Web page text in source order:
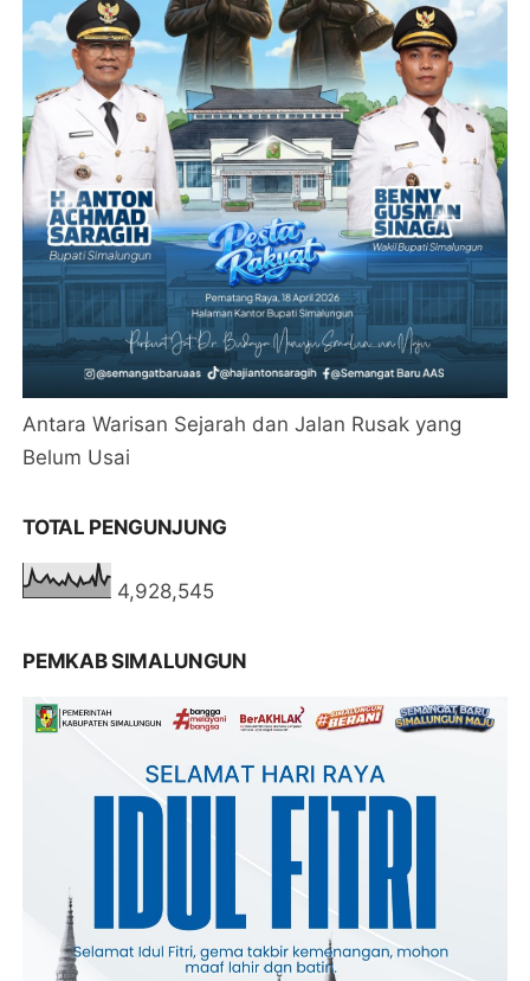
Antara Warisan Sejarah dan Jalan Rusak yang
Belum Usai
TOTAL PENGUNJUNG
4,928,545
PEMKAB SIMALUNGUN